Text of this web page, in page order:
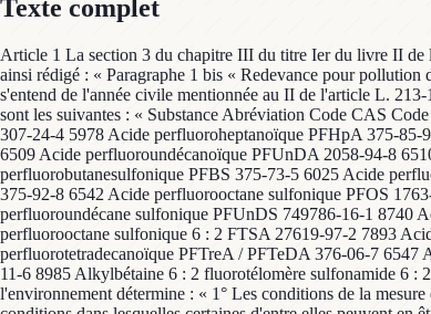
Texte complet
Article 1 La section 3 du chapitre III du titre Ier du livre II de
ainsi rédigé : « Paragraphe 1 bis « Redevance pour
s'entend de l'année civile mentionnée au II de l'article L.
sont les suivantes : « Substance Abréviation Code CAS
307-24-4 5978 Acide perfluoroheptanoïque PFHpA 375-
6509 Acide perfluoroundécanoïque PFUnDA 2058-94-8
perfluorobutanesulfonique PFBS 375-73-5 6025 Acide
375-92-8 6542 Acide perfluorooctane sulfonique PFOS
perfluoroundécane sulfonique PFUnDS 749786-16-1 8740
perfluorooctane sulfonique 6 : 2 FTSA 27619-97-2 7893
perfluorotetradecanoïque PFTreA / PFTeDA 376-06-7
11-6 8985 Alkylbétaine 6 : 2 fluorotélomère sulfonamide 6 :
l'environnement détermine : « 1° Les conditions de la